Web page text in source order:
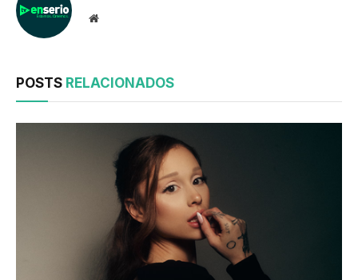
Website
POSTS RELACIONADOS